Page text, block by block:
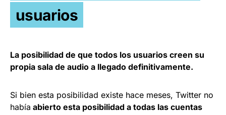
usuarios
La posibilidad de que todos los usuarios creen su
propia sala de audio a llegado definitivamente.
Si bien esta posibilidad existe hace meses, Twitter no
había abierto esta posibilidad a todas las cuentas